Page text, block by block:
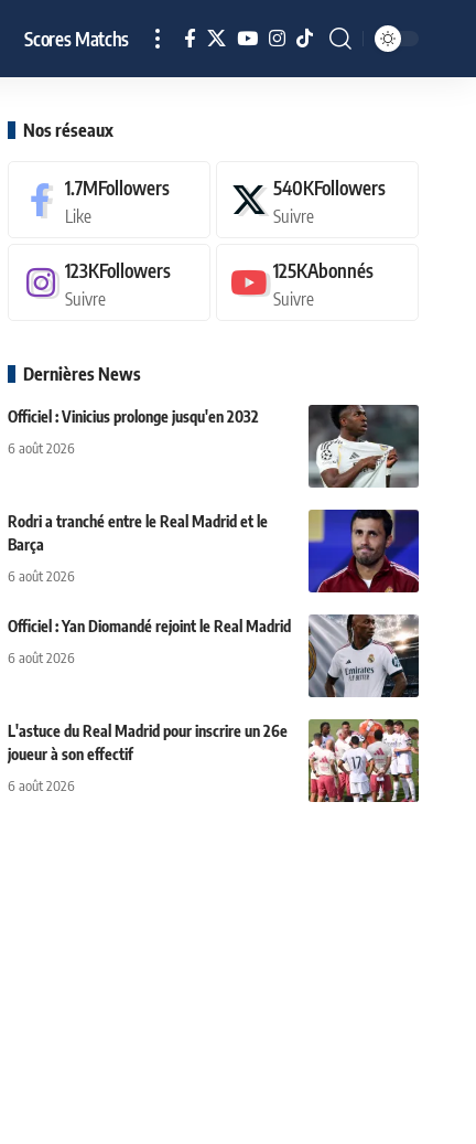
Scores Matchs
Nos réseaux
1.7MFollowers
Like
540KFollowers
Suivre
123KFollowers
Suivre
125KAbonnés
Suivre
Dernières News
Officiel : Vinicius prolonge jusqu'en 2032
6 août 2026
Rodri a tranché entre le Real Madrid et le
Barça
6 août 2026
Officiel : Yan Diomandé rejoint le Real Madrid
6 août 2026
L'astuce du Real Madrid pour inscrire un 26e
joueur à son effectif
6 août 2026